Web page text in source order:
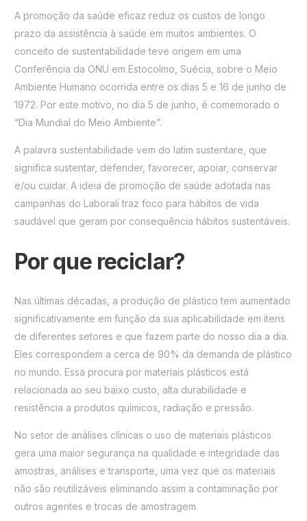
A promoção da saúde eficaz reduz os custos de longo
prazo da assistência à saúde em muitos ambientes. O
conceito de sustentabilidade teve origem em uma
Conferência da ONU em Estocolmo, Suécia, sobre o Meio
Ambiente Humano ocorrida entre os dias 5 e 16 de junho de
1972. Por este motivo, no dia 5 de junho, é comemorado o
“Dia Mundial do Meio Ambiente”.
A palavra sustentabilidade vem do latim sustentare, que
significa sustentar, defender, favorecer, apoiar, conservar
e/ou cuidar. A ideia de promoção de saúde adotada nas
campanhas do Laborali traz foco para hábitos de vida
saudável que geram por consequência hábitos sustentáveis.
Por que reciclar?
Nas últimas décadas, a produção de plástico tem aumentado
significativamente em função da sua aplicabilidade em itens
de diferentes setores e que fazem parte do nosso dia a dia.
Eles correspondem a cerca de 90% da demanda de plástico
no mundo. Essa procura por materiais plásticos está
relacionada ao seu baixo custo, alta durabilidade e
resistência a produtos químicos, radiação e pressão.
No setor de análises clínicas o uso de materiais plásticos
gera uma maior segurança na qualidade e integridade das
amostras, análises e transporte, uma vez que os materiais
não são reutilizáveis eliminando assim a contaminação por
outros agentes e trocas de amostragem.